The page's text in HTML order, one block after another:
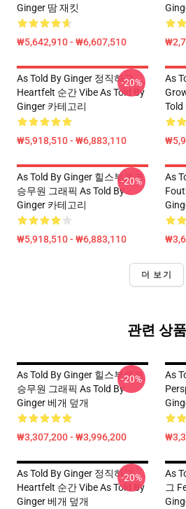
Ginger 땀 재킷
₩5,642,910 - ₩6,607,510
As Told By Ginger 정직하고
Heartfelt 순간 Vibe As Told By
Ginger 카테고리
₩5,918,510 - ₩6,883,110
-20%
As
Told
As Told By Ginger 힐스부르크
승무원 그래픽 As Told By
Ginger 카테고리
₩5,918,510 - ₩6,883,110
-20%
As
더 보기
관련 상품
As Told By Ginger 힐스부르크
승무원 그래픽 As Told By
Ginger 베개 덮개
₩3,307,200 - ₩3,996,200
-20%
As
As Told By Ginger 정직하고
Heartfelt 순간 Vibe As Told By
Ginger 베개 덮개
-20%
As
그